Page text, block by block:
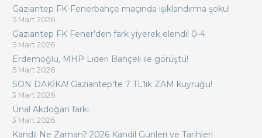
Gaziantep FK-Fenerbahçe maçında ışıklandırma şoku!
5 Mart 2026
Gaziantep FK Fener’den fark yiyerek elendi! 0-4
5 Mart 2026
Erdemoğlu, MHP Lideri Bahçeli ile görüştü!
5 Mart 2026
SON DAKİKA! Gaziantep’te 7 TL’lik ZAM kuyruğu!
3 Mart 2026
Ünal Akdoğan farkı
3 Mart 2026
Kandil Ne Zaman? 2026 Kandil Günleri ve Tarihleri